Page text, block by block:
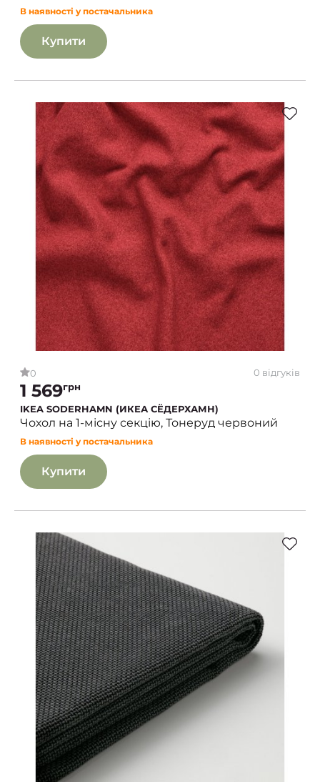
В наявності у постачальника
Купити
0 0 відгуків
1 569грн
IKEA SODERHAMN (ИКЕА СЁДЕРХАМН)
Чохол на 1-місну секцію, Тонеруд червоний
В наявності у постачальника
Купити